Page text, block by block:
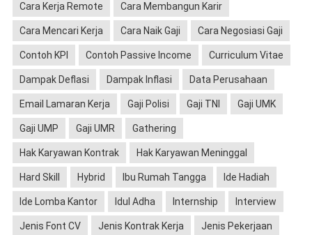
Cara Kerja Remote Cara Membangun Karir
Cara Mencari Kerja Cara Naik Gaji Cara Negosiasi Gaji
Contoh KPI Contoh Passive Income Curriculum Vitae
Dampak Deflasi Dampak Inflasi Data Perusahaan
Email Lamaran Kerja Gaji Polisi Gaji TNI Gaji UMK
Gaji UMP Gaji UMR Gathering
Hak Karyawan Kontrak Hak Karyawan Meninggal
Hard Skill Hybrid Ibu Rumah Tangga Ide Hadiah
Ide Lomba Kantor Idul Adha Internship Interview
Jenis Font CV Jenis Kontrak Kerja Jenis Pekerjaan